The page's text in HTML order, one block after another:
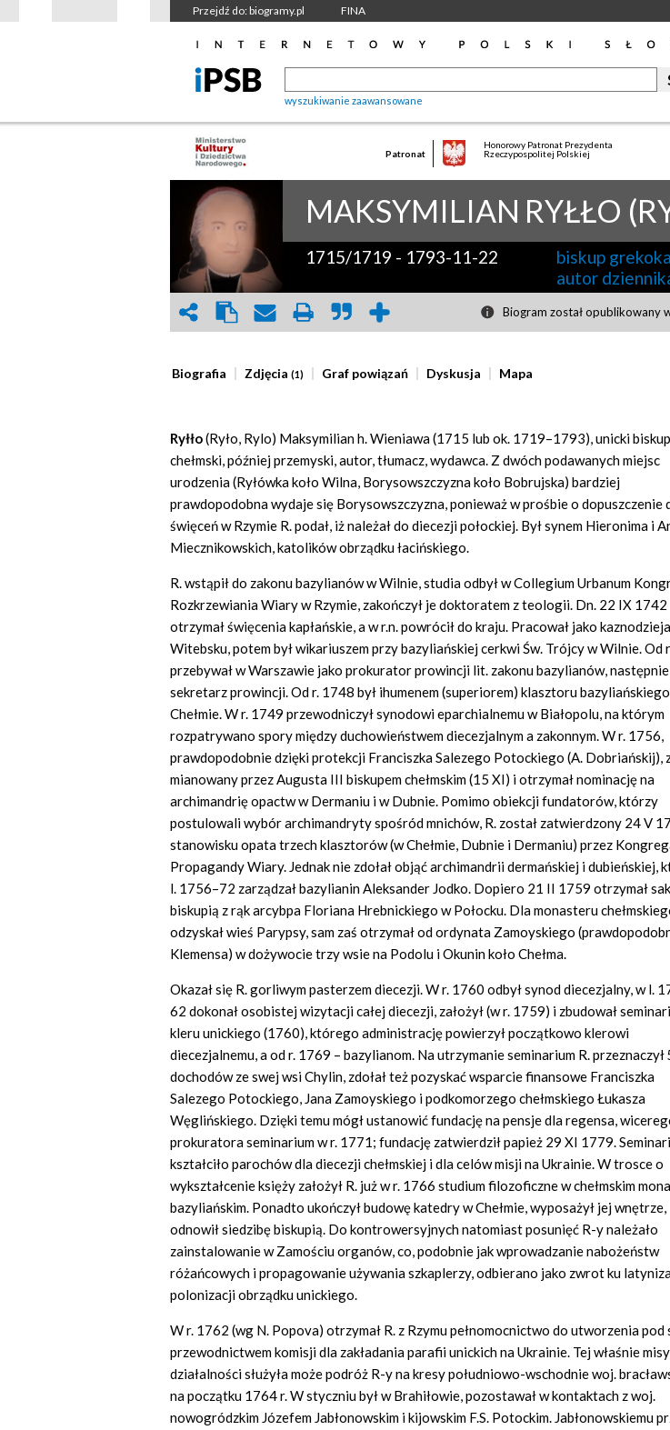
Przejdź do: biogramy.pl FINA
wyszukiwanie zaawansowane
Patronat
Honorowy Patronat Prezydenta
Rzeczypospolitej Polskiej
MAKSYMILIAN RYŁŁO
1715/1719 - 1793-11-22 biskup
autor
Biogram został opublikowany
Biografia Zdjęcia(1) Graf powiązań Dyskusja Mapa
Ryłło(Ryło, Rylo) Maksymilian h. Wieniawa (1715 lub ok. 1719–1793), unicki biskup
chełmski, później przemyski, autor, tłumacz, wydawca. Z dwóch podawanych miejsc
urodzenia (Ryłówka koło Wilna, Borysowszczyzna koło Bobrujska) bardziej
prawdopodobna wydaje się Borysowszczyzna, ponieważ w prośbie o dopuszczenie
święceń w Rzymie R. podał, iż należał do diecezji połockiej. Był synem Hieronima i
Miecznikowskich, katolików obrządku łacińskiego.
R. wstąpił do zakonu bazylianów w Wilnie, studia odbył w Collegium Urbanum
Rozkrzewiania Wiary w Rzymie, zakończył je doktoratem z teologii. Dn. 22 IX 1742
otrzymał święcenia kapłańskie, a w r.n. powrócił do kraju. Pracował jako
Witebsku, potem był wikariuszem przy bazyliańskiej cerkwi Św. Trójcy w Wilnie. Od
przebywał w Warszawie jako prokurator prowincji lit. zakonu bazylianów,
sekretarz prowincji. Od r. 1748 był ihumenem (superiorem) klasztoru
Chełmie. W r. 1749 przewodniczył synodowi eparchialnemu w Białopolu, na którym
rozpatrywano spory między duchowieństwem diecezjalnym a zakonnym. W r. 1756,
prawdopodobnie dzięki protekcji Franciszka Salezego Potockiego (A. Dobriańskij),
mianowany przez Augusta III biskupem chełmskim (15 XI) i otrzymał nominację na
archimandrię opactw w Dermaniu i w Dubnie. Pomimo obiekcji fundatorów, którzy
postulowali wybór archimandryty spośród mnichów, R. został zatwierdzony 24 V
stanowisku opata trzech klasztorów (w Chełmie, Dubnie i Dermaniu) przez
Propagandy Wiary. Jednak nie zdołał objąć archimandrii dermańskiej i dubieńskiej,
l. 1756–72 zarządzał bazylianin Aleksander Jodko. Dopiero 21 II 1759 otrzymał
biskupią z rąk arcybpa Floriana Hrebnickiego w Połocku. Dla monasteru
odzyskał wieś Parypsy, sam zaś otrzymał od ordynata Zamoyskiego
Klemensa) w dożywocie trzy wsie na Podolu i Okunin koło Chełma.
Okazał się R. gorliwym pasterzem diecezji. W r. 1760 odbył synod diecezjalny, w l.
62 dokonał osobistej wizytacji całej diecezji, założył (w r. 1759) i zbudował
kleru unickiego (1760), którego administrację powierzył początkowo klerowi
diecezjalnemu, a od r. 1769 – bazylianom. Na utrzymanie seminarium R. przeznaczył
dochodów ze swej wsi Chylin, zdołał też pozyskać wsparcie finansowe Franciszka
Salezego Potockiego, Jana Zamoyskiego i podkomorzego chełmskiego Łukasza
Węglińskiego. Dzięki temu mógł ustanowić fundację na pensje dla regensa,
prokuratora seminarium w r. 1771; fundację zatwierdził papież 29 XI 1779.
kształciło parochów dla diecezji chełmskiej i dla celów misji na Ukrainie. W trosce o
wykształcenie księży założył R. już w r. 1766 studium filozoficzne w chełmskim
bazyliańskim. Ponadto ukończył budowę katedry w Chełmie, wyposażył jej wnętrze,
odnowił siedzibę biskupią. Do kontrowersyjnych natomiast posunięć R-y należało
zainstalowanie w Zamościu organów, co, podobnie jak wprowadzanie nabożeństw
różańcowych i propagowanie używania szkaplerzy, odbierano jako zwrot ku
polonizacji obrządku unickiego.
W r. 1762 (wg N. Popova) otrzymał R. z Rzymu pełnomocnictwo do utworzenia pod
przewodnictwem komisji dla zakładania parafii unickich na Ukrainie. Tej właśnie
działalności służyła może podróż R-y na kresy południowo-wschodnie woj.
na początku 1764 r. W styczniu był w Brahiłowie, pozostawał w kontaktach z woj.
nowogródzkim Józefem Jabłonowskim i kijowskim F.S. Potockim. Jabłonowskiemu